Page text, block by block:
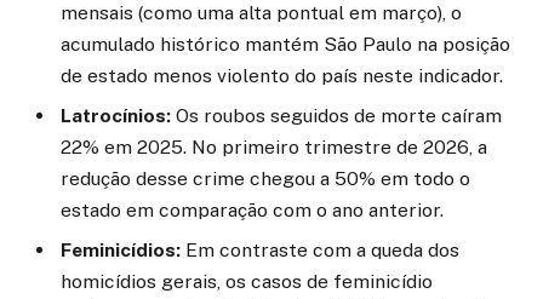
mensais (como uma alta pontual em março), o
acumulado histórico mantém São Paulo na posição
de estado menos violento do país neste indicador.
Latrocínios: Os roubos seguidos de morte caíram
22% em 2025. No primeiro trimestre de 2026, a
redução desse crime chegou a 50% em todo o
estado em comparação com o ano anterior.
Feminicídios: Em contraste com a queda dos
homicídios gerais, os casos de feminicídio